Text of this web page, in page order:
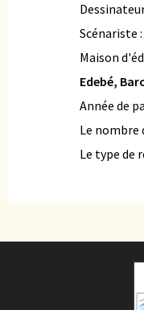
Scénariste :
Maison
Edebé,
Année de
Le nombre
Le type de